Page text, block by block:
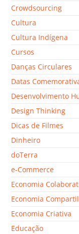
Crowdsourcing
Cultura
Cultura Indígena
Cursos
Danças Circulares
Datas
Desenvolvimento
Design Thinking
Dicas de Filmes
Dinheiro
doTerra
e-Commerce
Economia
Economia
Economia Criativa
Educação